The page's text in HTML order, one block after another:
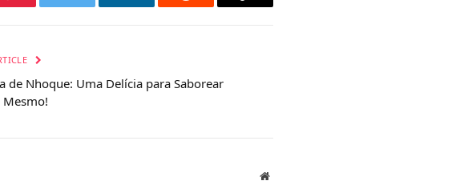
Pinterest Twitter LinkedIn Reddit
Copy
de Nhoque: Uma Delícia para Saborear
Website